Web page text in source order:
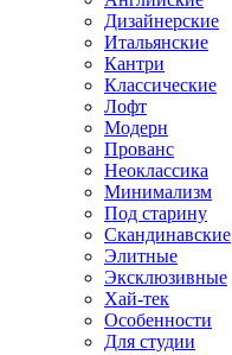
Дизайнерские
Итальянские
Кантри
Классические
Лофт
Модерн
Прованс
Неоклассика
Минимализм
Под старину
Скандинавские
Элитные
Эксклюзивные
Хай-тек
Особенности
Для студии